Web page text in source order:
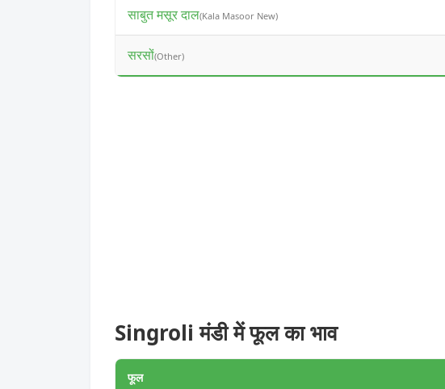
साबुत मसूर दाल(Kala Masoor New)
सरसों(Other)
Singroli मंडी में फूल का भाव
फूल